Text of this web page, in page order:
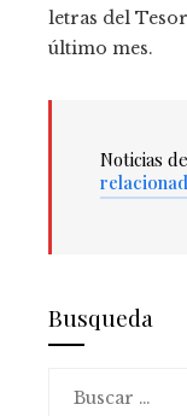
letras del
último mes.
Noticias
Busqueda